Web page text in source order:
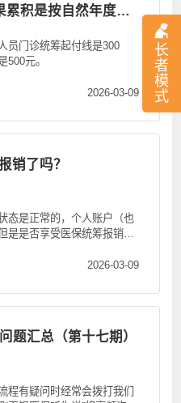
长
者
模
式
累积是按自然年度算
员门诊统筹起付线是300
500元。
2026-03-09
销了吗？
态是正常的，个人账户（也
是是否享受医保统筹报销，
2026-03-09
题汇总（第十七期）
程有疑问时经常会拨打我们